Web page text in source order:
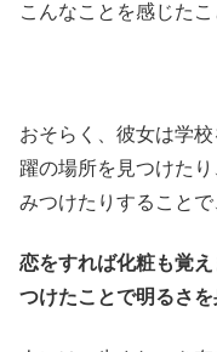
こんなことを感じた
おそらく、彼女は学
躍の場所を見つけた
みつけたりすることで
恋をすれば化粧も覚
つけたことで明るさを